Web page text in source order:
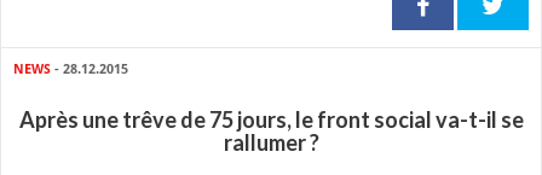
NEWS - 28.12.2015
Après une trêve de 75 jours, le front social va-t-il se
rallumer ?